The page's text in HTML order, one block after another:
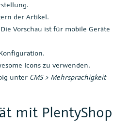
der Artikel.
Vorschau ist für mobile Geräte
Icons zu verwenden.
unter CMS > Mehrsprachigkeit
mit PlentyShop